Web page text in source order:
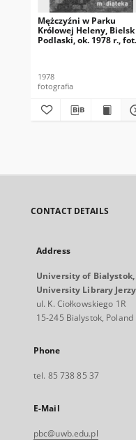
Mężczyźni w Parku
Królowej Heleny, Bielsk
Podlaski, ok. 1978 r., fot.
1978
fotografia
CONTACT DETAILS
Address
University of Bialystok,
University Library
ul. K. Ciołkowskiego 1R
15-245 Bialystok, Poland
Phone
tel. 85 738 85 37
E-Mail
pbc@uwb.edu.pl